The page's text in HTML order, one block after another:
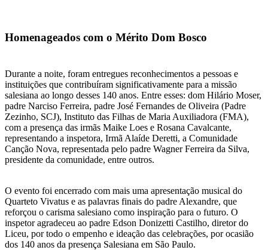
Homenageados com o Mérito Dom Bosco
Durante a noite, foram entregues reconhecimentos a pessoas e
instituições que contribuíram significativamente para a missão
salesiana ao longo desses 140 anos. Entre esses: dom Hilário Moser,
padre Narciso Ferreira, padre José Fernandes de Oliveira (Padre
Zezinho, SCJ), Instituto das Filhas de Maria Auxiliadora (FMA),
com a presença das irmãs Maike Loes e Rosana Cavalcante,
representando a inspetora, Irmã Alaíde Deretti, a Comunidade
Canção Nova, representada pelo padre Wagner Ferreira da Silva,
presidente da comunidade, entre outros.
O evento foi encerrado com mais uma apresentação musical do
Quarteto Vivatus e as palavras finais do padre Alexandre, que
reforçou o carisma salesiano como inspiração para o futuro. O
inspetor agradeceu ao padre Edson Donizetti Castilho, diretor do
Liceu, por todo o empenho e ideação das celebrações, por ocasião
dos 140 anos da presença Salesiana em São Paulo.